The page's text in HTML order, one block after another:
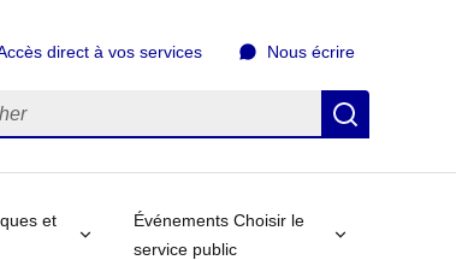
direct à vos services Nous écrire
et
Événements Choisir le
service public